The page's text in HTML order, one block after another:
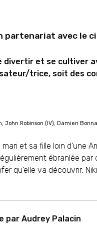
partenariat avec le
divertir et se cultiver
trice, soit des
John Robinson (IV), Damien
et sa fille loin d’une
ébranlée par
qu’elle va découvrir,
par Audrey Palacin